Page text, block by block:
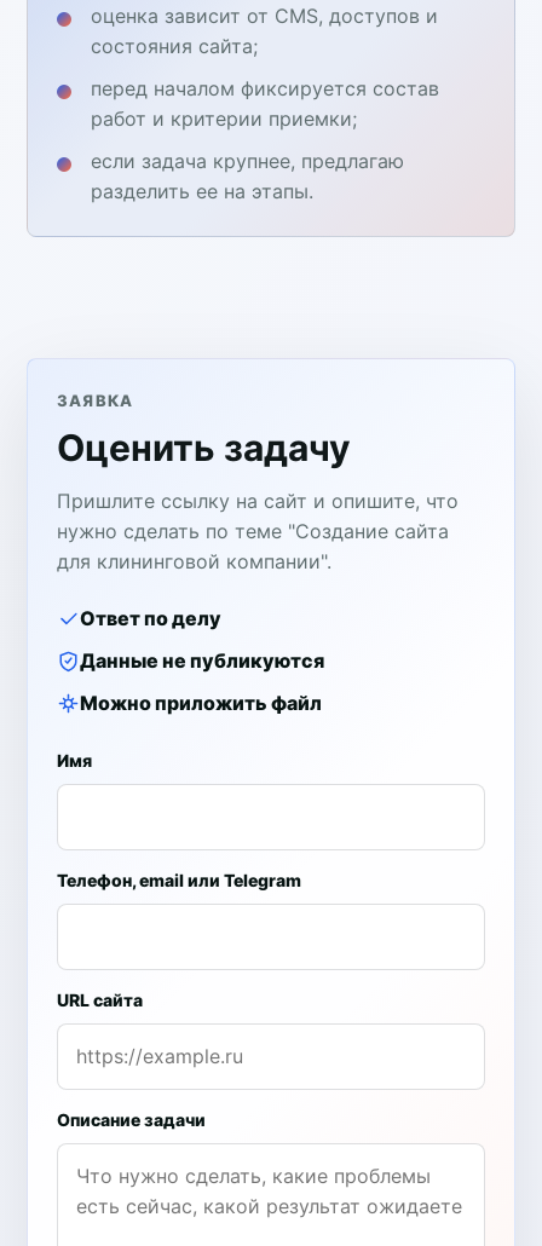
оценка зависит от CMS, доступов и
состояния сайта;
перед началом фиксируется состав
работ и критерии приемки;
если задача крупнее, предлагаю
разделить ее на этапы.
ЗАЯВКА
Оценить задачу
Пришлите ссылку на сайт и опишите, что
нужно сделать по теме "Создание сайта
для клининговой компании".
Ответ по делу
Данные не публикуются
Можно приложить файл
Имя
Телефон, email или Telegram
URL сайта
Описание задачи